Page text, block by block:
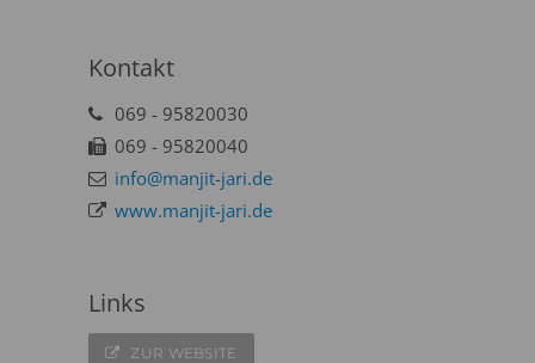
Kontakt
069 - 95820030
069 - 95820040
info@manjit-jari.de
www.manjit-jari.de
Links
ZUR WEBSITE